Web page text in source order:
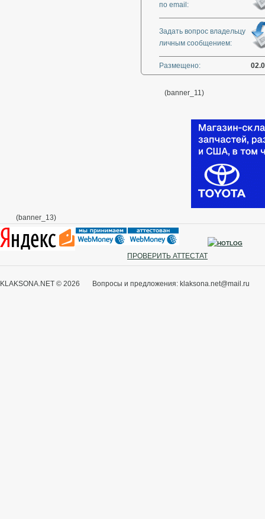
по email:
Задать вопрос владельцу
личным сообщением:
Размещено:
(banner_11)
(banner_13)
ПРОВЕРИТЬ АТТЕСТАТ
KLAKSONA.NET © 2026 Вопросы и предложения: klaksona.net@mail.ru